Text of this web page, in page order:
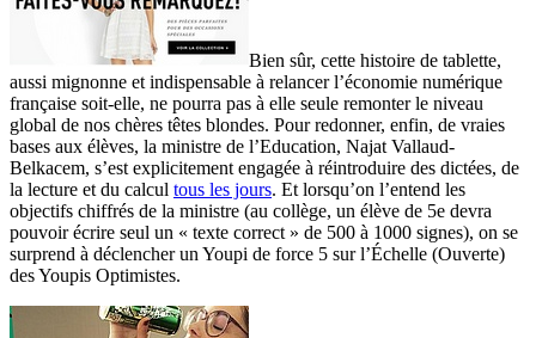
Bien sûr, cette histoire de tablette,
aussi mignonne et indispensable à relancer l’économie numérique
française soit-elle, ne pourra pas à elle seule remonter le niveau
global de nos chères têtes blondes. Pour redonner, enfin, de vraies
bases aux élèves, la ministre de l’Education, Najat Vallaud-
Belkacem, s’est explicitement engagée à réintroduire des dictées, de
la lecture et du calcul tous les jours. Et lorsqu’on l’entend les
objectifs chiffrés de la ministre (au collège, un élève de 5e devra
pouvoir écrire seul un « texte correct » de 500 à 1000 signes), on se
surprend à déclencher un Youpi de force 5 sur l’Échelle (Ouverte)
des Youpis Optimistes.